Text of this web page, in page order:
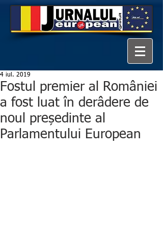
Fostul premier al României
a fost luat în derâdere de
noul președinte al
Parlamentului European
4 iul. 2019